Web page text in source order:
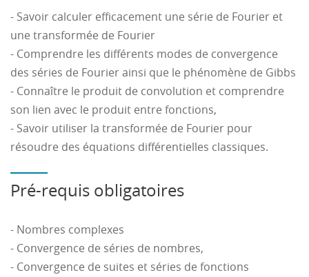
- Savoir calculer efficacement une série de Fourier et
une transformée de Fourier
- Comprendre les différents modes de convergence
des séries de Fourier ainsi que le phénomène de Gibbs
- Connaître le produit de convolution et comprendre
son lien avec le produit entre fonctions,
- Savoir utiliser la transformée de Fourier pour
résoudre des équations différentielles classiques.
Pré-requis obligatoires
- Nombres complexes
- Convergence de séries de nombres,
- Convergence de suites et séries de fonctions